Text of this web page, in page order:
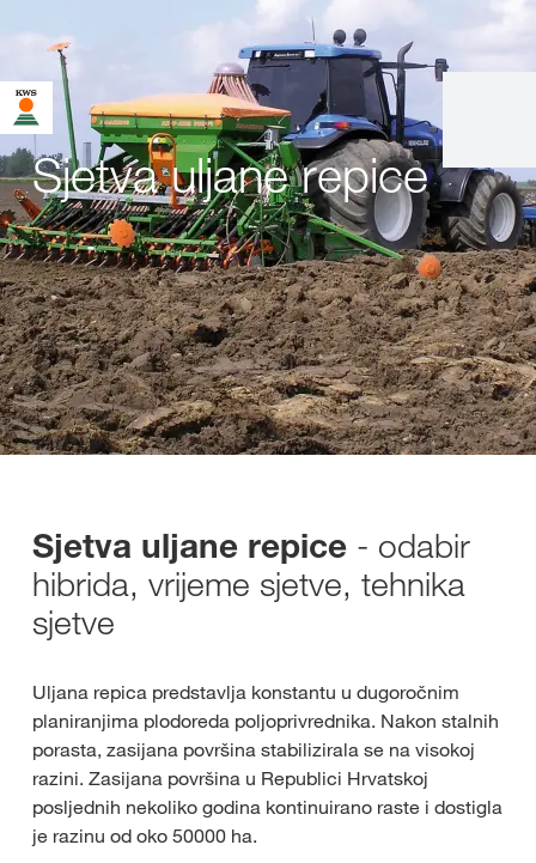
Sjetva uljane repice
Sjetva uljane repice - odabir
hibrida, vrijeme sjetve, tehnika
sjetve
Uljana repica predstavlja konstantu u dugoročnim
planiranjima plodoreda poljoprivrednika. Nakon stalnih
porasta, zasijana površina stabilizirala se na visokoj
razini. Zasijana površina u Republici Hrvatskoj
posljednih nekoliko godina kontinuirano raste i dostigla
je razinu od oko 50000 ha.